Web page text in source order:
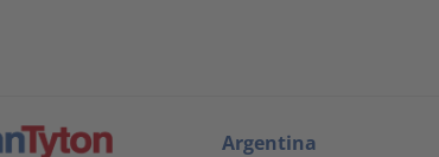
Argentina